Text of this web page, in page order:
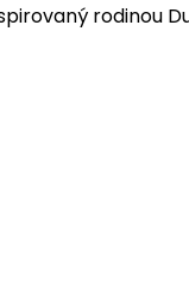
rodinou